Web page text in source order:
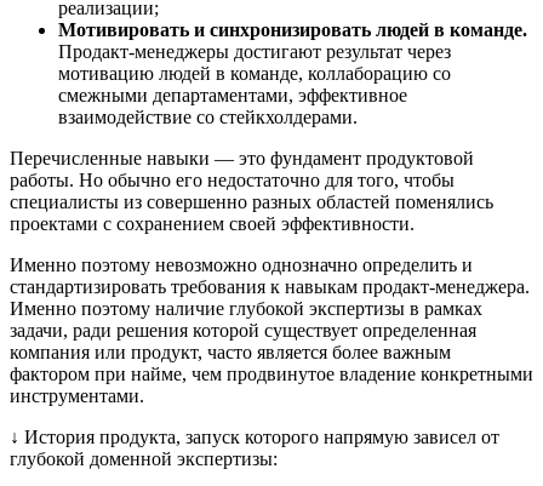
реализации;
Мотивировать и синхронизировать людей в команде.
Продакт-менеджеры достигают результат через
мотивацию людей в команде, коллаборацию со
смежными департаментами, эффективное
взаимодействие со стейкхолдерами.
Перечисленные навыки — это фундамент продуктовой
работы. Но обычно его недостаточно для того, чтобы
специалисты из совершенно разных областей поменялись
проектами с сохранением своей эффективности.
Именно поэтому невозможно однозначно определить и
стандартизировать требования к навыкам продакт-менеджера.
Именно поэтому наличие глубокой экспертизы в рамках
задачи, ради решения которой существует определенная
компания или продукт, часто является более важным
фактором при найме, чем продвинутое владение конкретными
инструментами.
↓ История продукта, запуск которого напрямую зависел от
глубокой доменной экспертизы: